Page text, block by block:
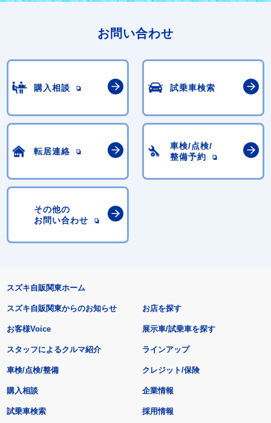
お問い合わせ
購入相談 試乗車検索
転居連絡
車検/点検/
整備予約
その他の
お問い合わせ
スズキ自販関東ホーム
スズキ自販関東からのお知らせ
お客様Voice
スタッフによるクルマ紹介
お店を探す
展示車/試乗車を探す
ラインアップ
車検/点検/整備 クレジット/保険
購入相談
試乗車検索
企業情報
採用情報